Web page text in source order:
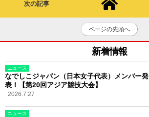
次の記事
ページの先頭へ
新着情報
ニュース
なでしこジャパン（日本女子代表）メンバー発
表！【第20回アジア競技大会】
2026.7.27
ニュース